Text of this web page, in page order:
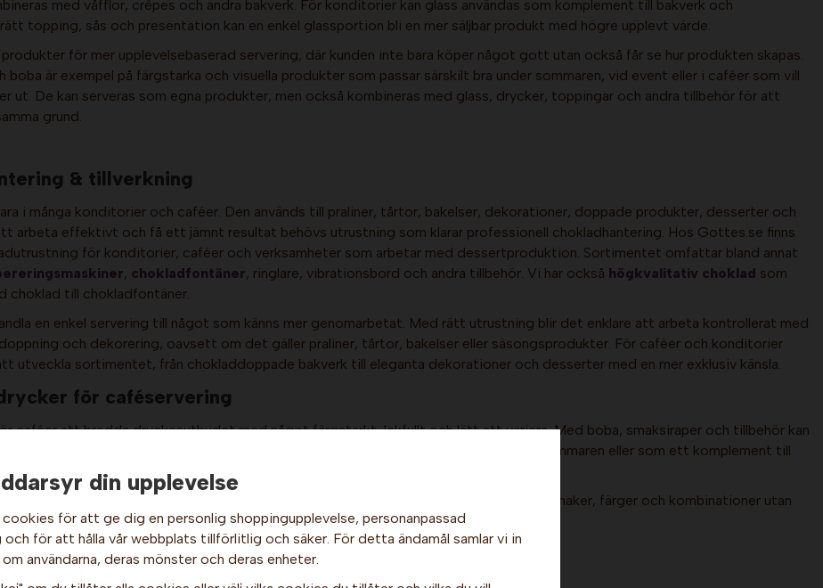
Hej och välkommen till Gottes!
med våfflor, crêpes och andra bakverk. För konditorier kan glass användas som komplement till bakverk och
topping, sås och presentation kan en enkel glassportion bli en mer säljbar produkt med högre upplevt värde.
för mer upplevelsebaserad servering, där kunden inte bara köper något gott utan också får se hur produkten skapas.
boba är exempel på färgstarka och visuella produkter som passar särskilt bra under sommaren, vid event eller i caféer som vill
ut. De kan serveras som egna produkter, men också kombineras med glass, drycker, toppingar och andra tillbehör för att
grund.
& tillverkning
i många konditorier och caféer. Den används till praliner, tårtor, bakelser, dekorationer, doppade produkter, desserter och
arbeta effektivt och få ett jämnt resultat behövs utrustning som klarar professionell chokladhantering. Hos Gottes.se finns
för konditorier, caféer och verksamheter som arbetar med dessertproduktion. Sortimentet omfattar bland annat
, chokladfontäner, ringlare, vibrationsbord och andra tillbehör. Vi har också högkvalitativ choklad som
choklad till chokladfontäner.
en enkel servering till något som känns mer genomarbetat. Med rätt utrustning blir det enklare att arbeta kontrollerat med
och dekorering, oavsett om det gäller praliner, tårtor, bakelser eller säsongsprodukter. För caféer och konditorier
utveckla sortimentet, från chokladdoppade bakverk till eleganta dekorationer och desserter med en mer exklusiv känsla.
för caféservering
caféer att bredda dryckesutbudet med något färgstarkt, lekfullt och lätt att variera. Med boba, smaksiraper och tillbehör kan
isteer, lemonader, milk tea och kalla specialdrycker som passar särskilt bra under sommaren eller som ett komplement till
och tillbehör för boba och dryckesservering, vilket gör det enkelt att testa nya smaker, färger och kombinationer utan
Bobakulor passar även bra som extra topping i glass, milkshakes och dessertdrycker.
din upplevelse
cookies för att ge dig en personlig shoppingupplevelse, personanpassad
och för att hålla vår webbplats tillförlitlig och säker. För detta ändamål samlar vi in
användarna, deras mönster och deras enheter.